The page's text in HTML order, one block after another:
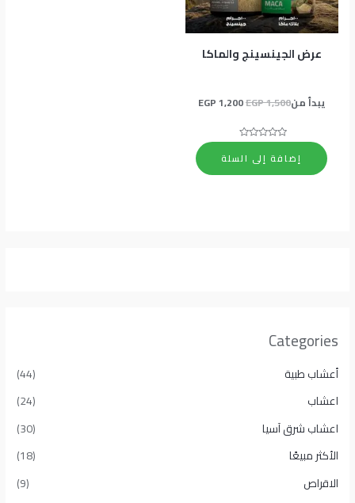
Categories
أعشاب طبية
(44)
اعشاب
(24)
اعشاب شرق آسيا
(30)
الأكثر مبيعًا​
(18)
الاقراص
(9)
عرض الجينسينج والماكا
يبدأ من EGP1,500
EGP1,200
التقييم
0
إضافة إلى السلة